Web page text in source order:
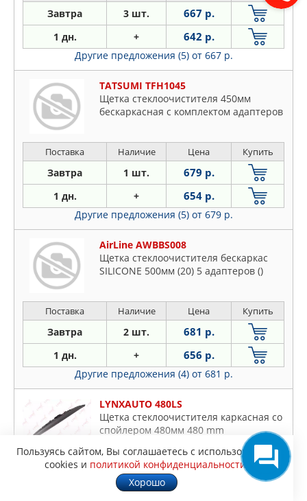
Завтра 3 шт. 667 р.
1 дн. + 642 р.
Другие предложения (5) от 667 р.
TATSUMI TFH1045
Щетка стеклоочистителя 450мм
бескаркасная с комплектом адаптеров
Поставка Наличие Цена Купить
Завтра 1 шт. 679 р.
1 дн. + 654 р.
Другие предложения (5) от 679 р.
AirLine AWBBS008
Щетка стеклоочистителя бескаркас
SILICONE 500мм (20) 5 адаптеров ()
Поставка Наличие Цена Купить
Завтра 2 шт. 681 р.
1 дн. + 656 р.
Другие предложения (4) от 681 р.
LYNXAUTO 480LS
Щетка стеклоочистителя каркасная со
спойлером 480мм 480 mm
Поставка Наличие Цена Купить
1 шт.
Пользуясь сайтом, Вы соглашаетесь с использованием
cookies и политикой конфиденциальности
Хорошо